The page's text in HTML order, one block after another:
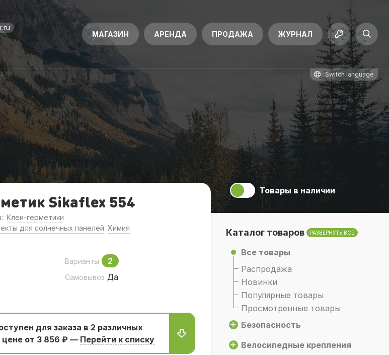
МАГАЗИН АРЕНДА ПРОДАЖА ЖУРНАЛ
Switch language
Sikaflex 554
Клеи-герметики
для солнечных панелей Химия
Варианты 2
Самовывоз Да
для заказа в 2 различных
цене от 3 856 ₽ — Перейти к списку
Товары в наличии
Каталог товаров РАЗВЕРНУТЬ ВСЕ
Все товары
Распродажа
Новинки
Популярные товары
Просмотренные товары
Безопасность
Велосипедные крепления